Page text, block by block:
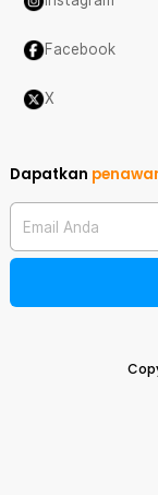
Facebook
X
Dapatkan
Email Anda